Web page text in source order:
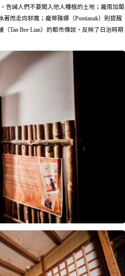
告誡人們不要闖入他人種植的土地；龐南加蘭
著而走向邪魔；龐蒂雅娜（Puntianak）則提醒
Tan Bee Lian）的都市傳說，反映了日治時期